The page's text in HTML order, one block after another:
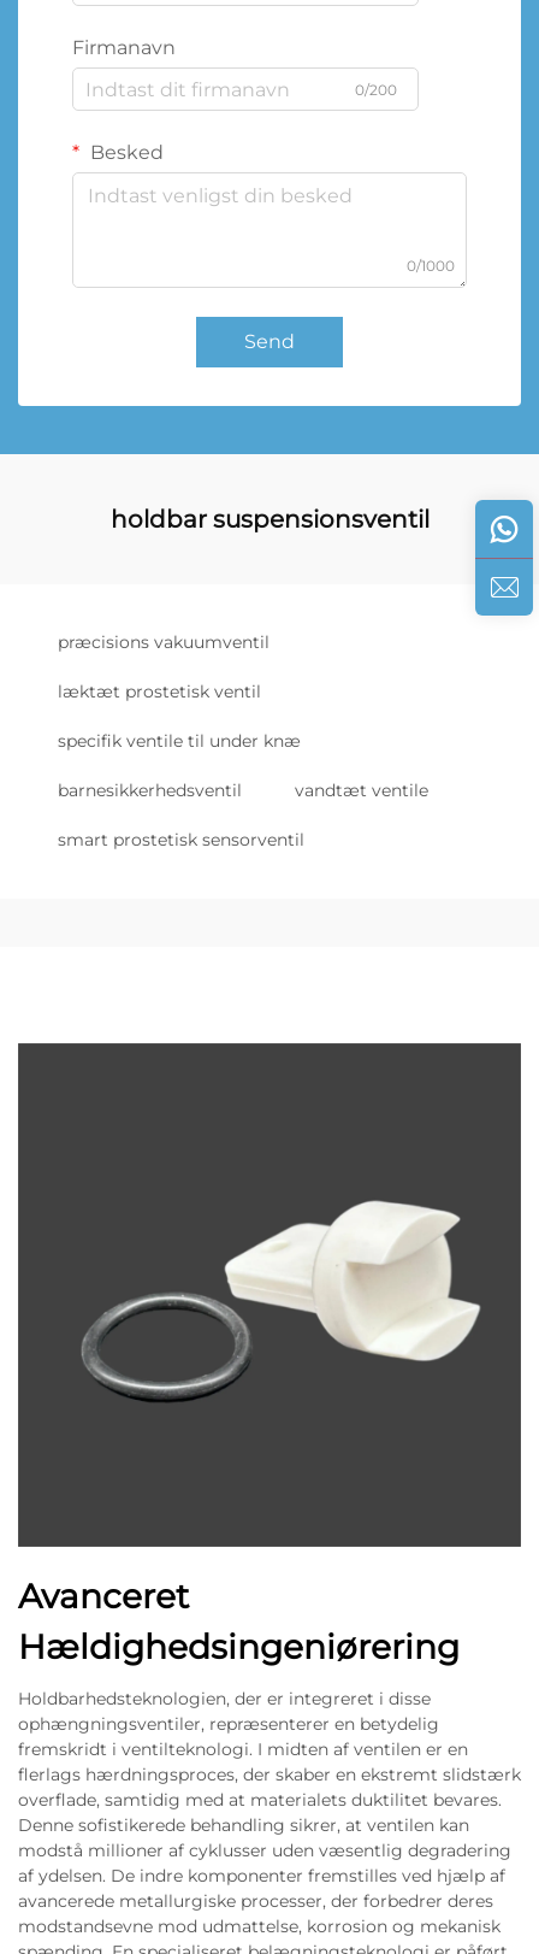
Firmanavn
0/200
Besked
0/1000
Send
holdbar suspensionsventil
præcisions vakuumventil
læktæt prostetisk ventil
specifik ventile til under knæ
barnesikkerhedsventil vandtæt ventile
smart prostetisk sensorventil
Avanceret
Hældighedsingeniørering
Holdbarhedsteknologien, der er integreret i disse
ophængningsventiler, repræsenterer en betydelig
fremskridt i ventilteknologi. I midten af ventilen er en
flerlags hærdningsproces, der skaber en ekstremt slidstærk
overflade, samtidig med at materialets duktilitet bevares.
Denne sofistikerede behandling sikrer, at ventilen kan
modstå millioner af cyklusser uden væsentlig degradering
af ydelsen. De indre komponenter fremstilles ved hjælp af
avancerede metallurgiske processer, der forbedrer deres
modstandsevne mod udmattelse, korrosion og mekanisk